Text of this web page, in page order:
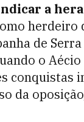
a
de
o
da